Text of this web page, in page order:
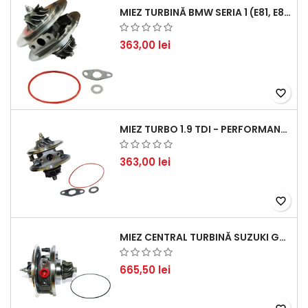
MIEZ TURBINĂ BMW SERIA 1 (E81, E87) 120 D - CREȘTEȚI PERFORMANȚA ȘI RĂSPUNSUL MOTORULUI
363,00 lei
favorite_border
MIEZ TURBO 1.9 TDI - PERFORMANȚĂ FIABILĂ PENTRU AUDI, SEAT, SKODA ȘI VW
363,00 lei
favorite_border
MIEZ CENTRAL TURBINĂ SUZUKI GRAND ESCUDO II 1.9 DDIS TRACȚIUNE INTEGRALĂ - MOTORIZARE 1.9L, 95 KW (129 CP)
665,50 lei